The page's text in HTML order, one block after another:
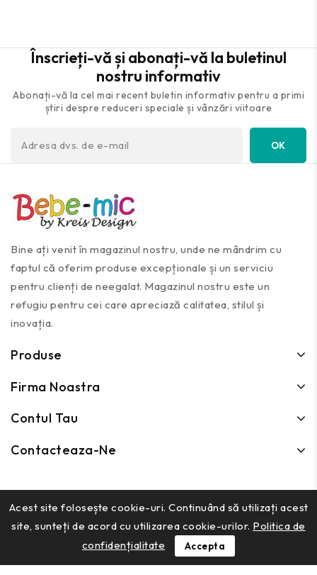
Înscrieți-vă și abonați-vă la buletinul
nostru informativ
Abonați-vă la cel mai recent buletin informativ pentru a primi
știri despre reduceri speciale și vânzări viitoare
Bine ați venit în magazinul nostru, unde ne mândrim cu
faptul că oferim produse excepționale și un serviciu
pentru clienți de neegalat. Magazinul nostru este un
refugiu pentru cei care apreciază calitatea, stilul și
inovația.
Produse
Firma Noastra
Contul Tau
Contacteaza-Ne
Acest site folosește cookie-uri. Continuând să utilizați acest
site, sunteți de acord cu utilizarea cookie-urilor. Politica de
confidențialitate
Accepta
Kreisdesign © 2026